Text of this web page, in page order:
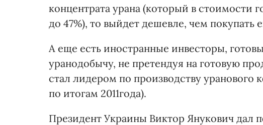
концентрата урана (который в стоимости
до 47%), то выйдет дешевле, чем покупать
А еще есть иностранные инвесторы,
уранодобычу, не претендуя на готовую
стал лидером по производству уранового
по итогам 2011года).
Президент Украины Виктор Янукович дал